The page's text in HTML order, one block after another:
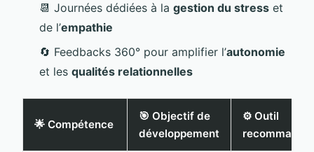
📆 Journées dédiées à la gestion du stress et
de l’empathie
🔄 Feedbacks 360° pour amplifier l’autonomie
et les qualités relationnelles
🌟 Compétence
🎯 Objectif de
développement
⚙️ Outil
recommandé